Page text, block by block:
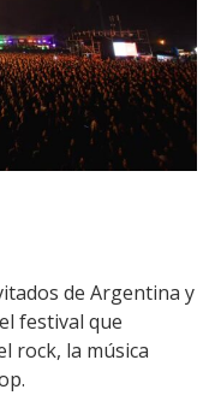
de Argentina y
festival que
rock, la música